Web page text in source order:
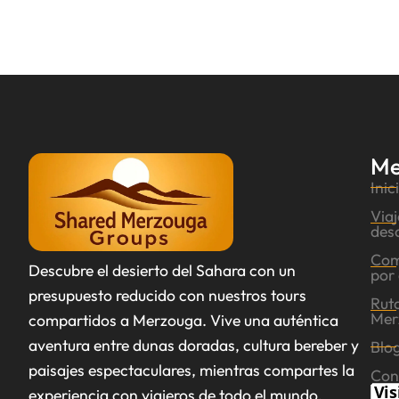
Descubre el desierto del Sahara con un
presupuesto reducido con nuestros tours
compartidos a Merzouga. Vive una auténtica
aventura entre dunas doradas, cultura bereber y
paisajes espectaculares, mientras compartes la
por